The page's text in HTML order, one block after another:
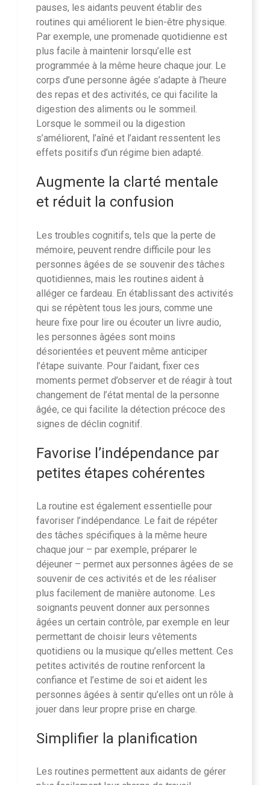
pauses, les aidants peuvent établir des
routines qui améliorent le bien-être physique.
Par exemple, une promenade quotidienne est
plus facile à maintenir lorsqu’elle est
programmée à la même heure chaque jour. Le
corps d’une personne âgée s’adapte à l’heure
des repas et des activités, ce qui facilite la
digestion des aliments ou le sommeil.
Lorsque le sommeil ou la digestion
s’améliorent, l’aîné et l’aidant ressentent les
effets positifs d’un régime bien adapté.
Augmente la clarté mentale
et réduit la confusion
Les troubles cognitifs, tels que la perte de
mémoire, peuvent rendre difficile pour les
personnes âgées de se souvenir des tâches
quotidiennes, mais les routines aident à
alléger ce fardeau. En établissant des activités
qui se répètent tous les jours, comme une
heure fixe pour lire ou écouter un livre audio,
les personnes âgées sont moins
désorientées et peuvent même anticiper
l’étape suivante. Pour l’aidant, fixer ces
moments permet d’observer et de réagir à tout
changement de l’état mental de la personne
âgée, ce qui facilite la détection précoce des
signes de déclin cognitif.
Favorise l’indépendance par
petites étapes cohérentes
La routine est également essentielle pour
favoriser l’indépendance. Le fait de répéter
des tâches spécifiques à la même heure
chaque jour – par exemple, préparer le
déjeuner – permet aux personnes âgées de se
souvenir de ces activités et de les réaliser
plus facilement de manière autonome. Les
soignants peuvent donner aux personnes
âgées un certain contrôle, par exemple en leur
permettant de choisir leurs vêtements
quotidiens ou la musique qu’elles mettent. Ces
petites activités de routine renforcent la
confiance et l’estime de soi et aident les
personnes âgées à sentir qu’elles ont un rôle à
jouer dans leur propre prise en charge.
Simplifier la planification
Les routines permettent aux aidants de gérer